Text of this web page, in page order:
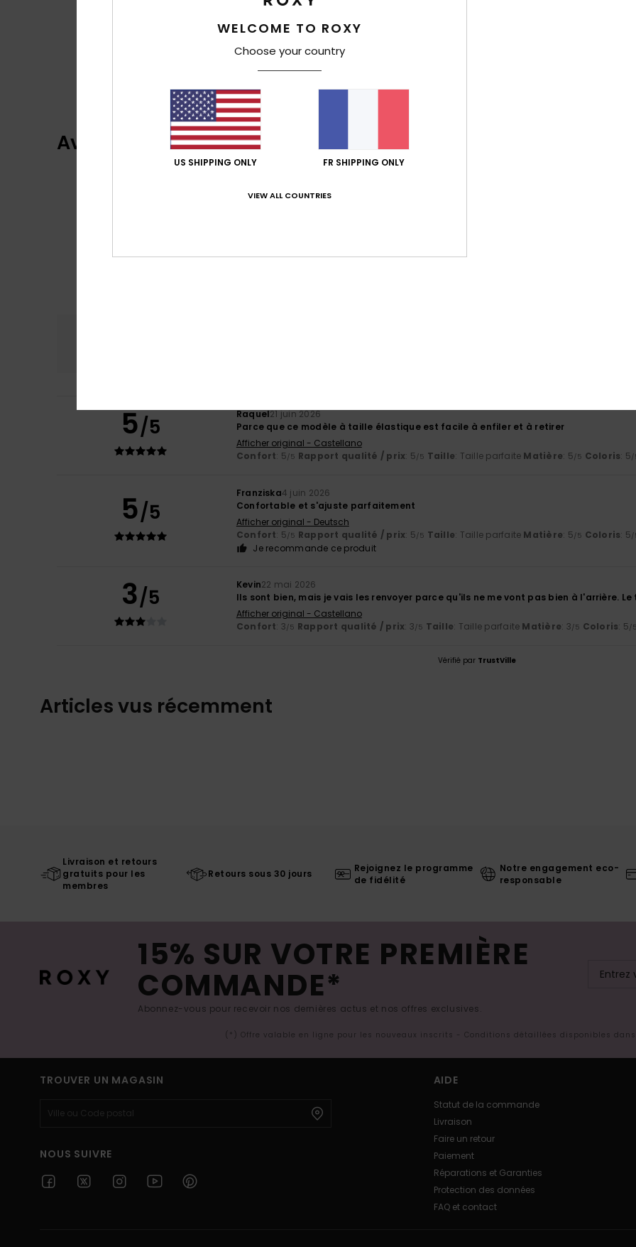
Avis clients
5/5 Raquel21 juin 2026
Parce que ce modèle à taille élastique est facile à enfiler et à retirer
Afficher original - Castellano
Confort: 5/5 Rapport qualité / prix: 5/5 Taille: Taille parfaite Matière: 5/5 Coloris: 5/
5/5
Franziska4 juin 2026
Confortable et s'ajuste parfaitement
Afficher original - Deutsch
Confort: 5/5 Rapport qualité / prix: 5/5 Taille: Taille parfaite Matière: 5/5 Coloris: 5/
Je recommande ce produit
3/5 Kevin22 mai 2026
Ils sont bien, mais je vais les renvoyer parce qu'ils ne me vont pas bien à l'arrière.
Afficher original - Castellano
Confort: 3/5 Rapport qualité / prix: 3/5 Taille: Taille parfaite Matière: 3/5 Coloris: 5/5
Vérifié par TrustVille
Articles vus récemment
Livraison et retours
gratuits pour les
membres
Retours sous 30 jours
Rejoignez le programme
de fidélité
Notre engagement eco-
responsable
15% SUR VOTRE PREMIÈRE
COMMANDE*
Abonnez-vous pour recevoir nos dernières actus et nos offres exclusives.
(*) Offre valable en ligne pour les nouveaux inscrits - Conditions détaillées disponibles
TROUVER UN MAGASIN
NOUS SUIVRE
AIDE
Statut de la commande
Livraison
Faire un retour
Paiement
Réparations et Garanties
Protection des données
FAQ et contact
WELCOME TO ROXY
Choose your country
US SHIPPING ONLY FR SHIPPING ONLY
VIEW ALL COUNTRIES